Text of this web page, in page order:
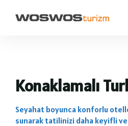
Konaklamalı
Seyahat boyunca konforlu
sunarak tatilinizi daha keyifli